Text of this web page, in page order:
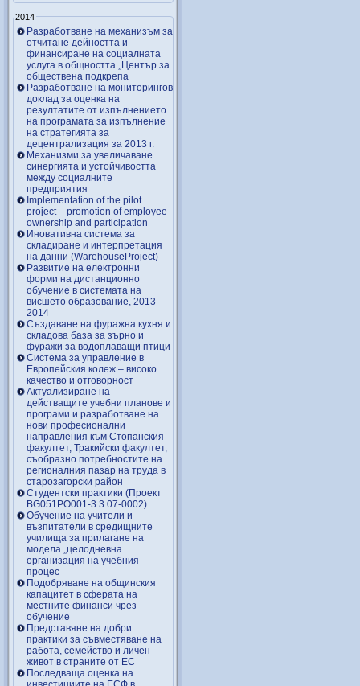
2014
Разработване на механизъм за
отчитане дейността и
финансиране на социалната
услуга в общността „Център за
обществена подкрепа
Разработване на мониторингов
доклад за оценка на
резултатите от изпълнението
на програмата за изпълнение
на стратегията за
децентрализация за 2013 г.
Механизми за увеличаване
синергията и устойчивостта
между социалните
предприятия
Implementation of the pilot
project – promotion of employee
ownership and participation
Иновативна система за
складиране и интерпретация
на данни (WarehouseProject)
Развитие на електронни
форми на дистанционно
обучение в системата на
висшето образование, 2013-
2014
Създаване на фуражна кухня и
складова база за зърно и
фуражи за водоплаващи птици
Система за управление в
Европейския колеж – високо
качество и отговорност
Актуализиране на
действащите учебни планове и
програми и разработване на
нови професионални
направления към Стопанския
факултет, Тракийски факултет,
съобразно потребностите на
регионалния пазар на труда в
старозагорски район
Студентски практики (Проект
BG051PO001-3.3.07-0002)
Обучение на учители и
възпитатели в средищните
училища за прилагане на
модела „целодневна
организация на учебния
процес
Подобряване на общинския
капацитет в сферата на
местните финанси чрез
обучение
Представяне на добри
практики за съвместяване на
работа, семейство и личен
живот в страните от ЕС
Последваща оценка на